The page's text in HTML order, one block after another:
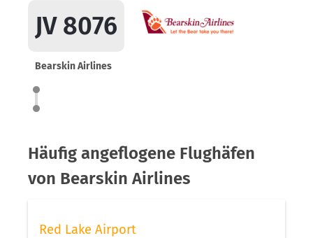
JV 8076
Bearskin Airlines
Häufig angeflogene Flughäfen
von Bearskin Airlines
Red Lake Airport